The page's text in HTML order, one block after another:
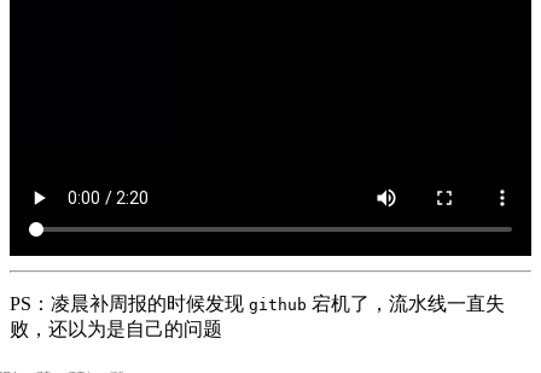
PS：凌晨补周报的时候发现 github 宕机了，流水线一直失
败，还以为是自己的问题